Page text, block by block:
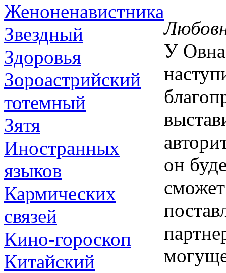
Женоненавистника
Звездный
Здоровья
Зороастрийский
тотемный
Зятя
Иностранных
языков
Кармических
связей
Кино-гороскоп
Китайский
У Овна
он